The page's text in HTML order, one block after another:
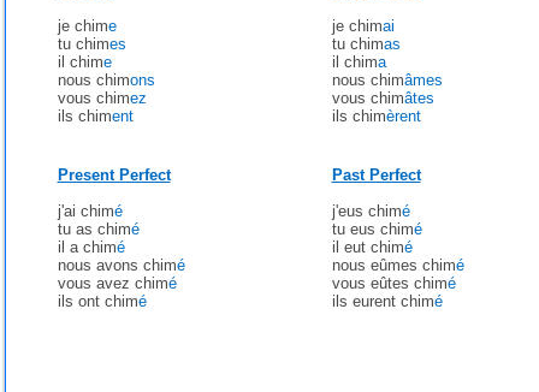
je chime
tu chimes
il chime
nous chimons
vous chimez
ils chiment
je chimai
tu chimas
il chima
nous chimâmes
vous chimâtes
ils chimèrent
Present Perfect
j'ai chimé
tu as chimé
il a chimé
nous avons chimé
vous avez chimé
ils ont chimé
Past Perfect
j'eus chimé
tu eus chimé
il eut chimé
nous eûmes chimé
vous eûtes chimé
ils eurent chimé